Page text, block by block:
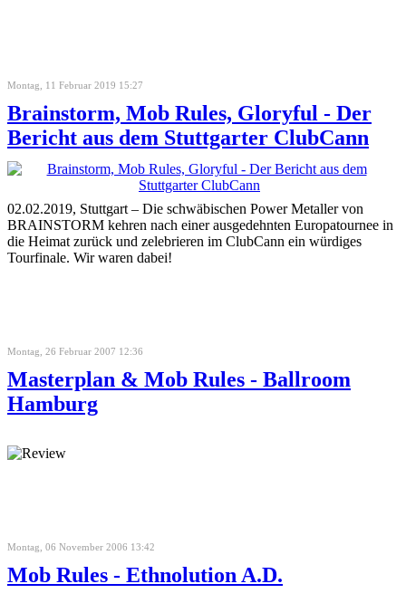
Montag, 11 Februar 2019 15:27
Brainstorm, Mob Rules, Gloryful - Der
Bericht aus dem Stuttgarter ClubCann
02.02.2019, Stuttgart – Die schwäbischen Power Metaller von
BRAINSTORM kehren nach einer ausgedehnten Europatournee in
die Heimat zurück und zelebrieren im ClubCann ein würdiges
Tourfinale. Wir waren dabei!
Montag, 26 Februar 2007 12:36
Masterplan & Mob Rules - Ballroom
Hamburg
Montag, 06 November 2006 13:42
Mob Rules - Ethnolution A.D.